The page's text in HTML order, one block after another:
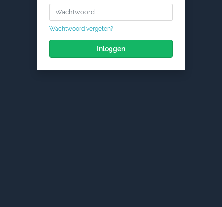
Wachtwoord vergeten?
Inloggen